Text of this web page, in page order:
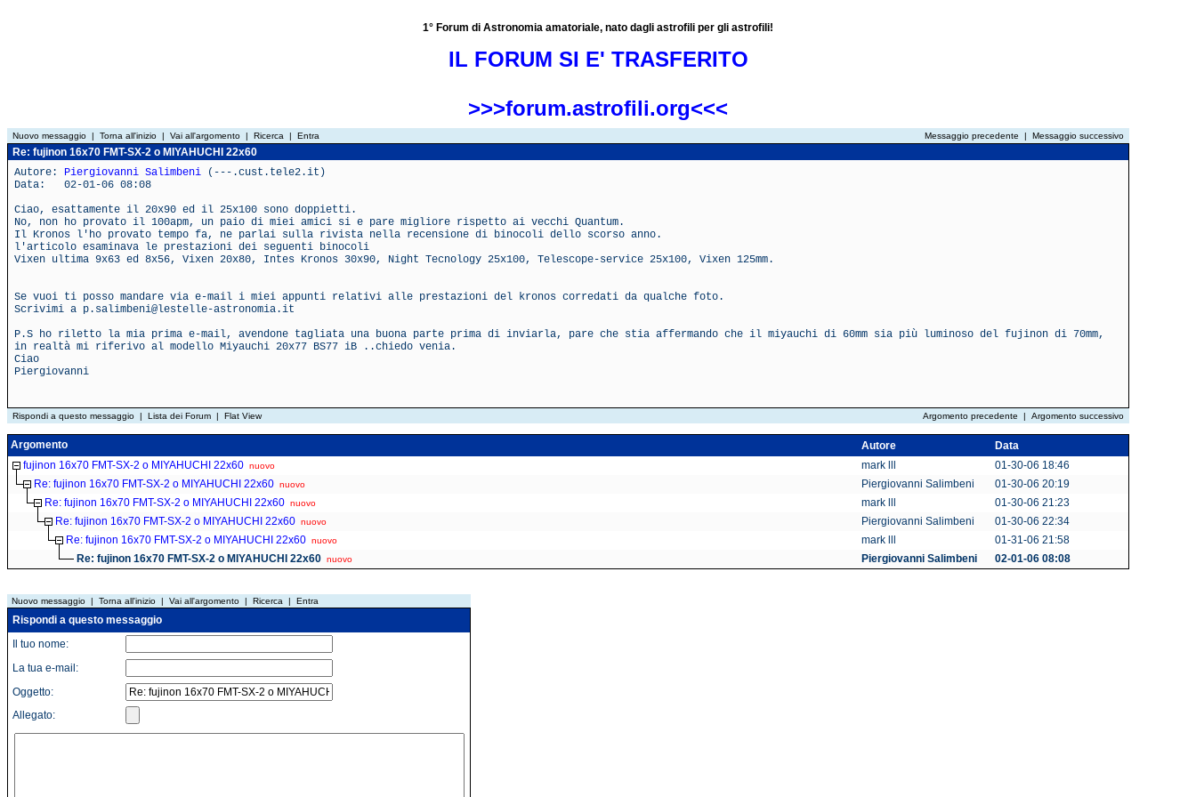
1° Forum di Astronomia amatoriale, nato dagli astrofili per gli astrofili!
IL FORUM SI E' TRASFERITO
>>>forum.astrofili.org<<<
Nuovo messaggio | Torna all'inizio | Vai all'argomento | Ricerca | Entra Messaggio precedente | Messaggio successivo
Re: fujinon 16x70 FMT-SX-2 o MIYAHUCHI 22x60
Autore: Piergiovanni Salimbeni (---.cust.tele2.it)
Data: 02-01-06 08:08
Ciao, esattamente il 20x90 ed il 25x100 sono doppietti.
No, non ho provato il 100apm, un paio di miei amici si e pare migliore rispetto ai vecchi Quantum.
Il Kronos l'ho provato tempo fa, ne parlai sulla rivista nella recensione di binocoli dello scorso anno.
l'articolo esaminava le prestazioni dei seguenti binocoli
Vixen ultima 9x63 ed 8x56, Vixen 20x80, Intes Kronos 30x90, Night Tecnology 25x100, Telescope-service 25x100, Vixen 125mm.
Se vuoi ti posso mandare via e-mail i miei appunti relativi alle prestazioni del kronos corredati da qualche foto.
Scrivimi a p.salimbeni@lestelle-astronomia.it
P.S ho riletto la mia prima e-mail, avendone tagliata una buona parte prima di inviarla, pare che stia affermando che il miyauchi di 60mm sia più luminoso del fujinon di 70mm,
in realtà mi riferivo al modello Miyauchi 20x77 BS77 iB ..chiedo venia.
Ciao
Piergiovanni
Rispondi a questo messaggio | Lista dei Forum | Flat View Argomento precedente | Argomento successivo
Argomento Autore
Data
fujinon 16x70 FMT-SX-2 o MIYAHUCHI 22x60 nuovo mark lll
01-30-06 18:46
Re: fujinon 16x70 FMT-SX-2 o MIYAHUCHI 22x60 nuovo Piergiovanni Salimbeni
01-30-06 20:19
Re: fujinon 16x70 FMT-SX-2 o MIYAHUCHI 22x60 nuovo mark lll
01-30-06 21:23
Re: fujinon 16x70 FMT-SX-2 o MIYAHUCHI 22x60 nuovo Piergiovanni Salimbeni
01-30-06 22:34
Re: fujinon 16x70 FMT-SX-2 o MIYAHUCHI 22x60 nuovo mark lll
01-31-06 21:58
Re: fujinon 16x70 FMT-SX-2 o MIYAHUCHI 22x60 nuovo Piergiovanni Salimbeni 02-01-06 08:08
Nuovo messaggio | Torna all'inizio | Vai all'argomento | Ricerca | Entra
Rispondi a questo messaggio
Il tuo nome:
La tua e-mail:
Oggetto:
Allegato: